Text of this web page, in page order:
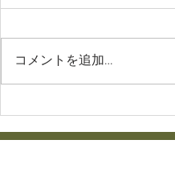
LOAFERグループ５周
ントのお知らせ
コメントを追加…